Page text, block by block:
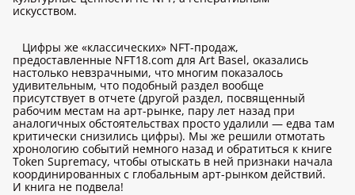
искусством.
Цифры же «классических» NFT-продаж,
предоставленные NFT18.com для Art Basel, оказались
настолько невзрачными, что многим показалось
удивительным, что подобный раздел вообще
присутствует в отчете (другой раздел, посвященный
рабочим местам на арт-рынке, пару лет назад при
аналогичных обстоятельствах просто удалили — едва там
критически снизились цифры). Мы же решили отмотать
хронологию событий немного назад и обратиться к книге
Token Supremacy, чтобы отыскать в ней признаки начала
координированных с глобальным арт-рынком действий.
И книга не подвела!